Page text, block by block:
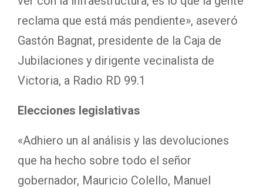
reclama que está más pendiente», aseveró
Gastón Bagnat, presidente de la Caja de
Jubilaciones y dirigente vecinalista de
Victoria, a Radio RD 99.1
Elecciones legislativas
«Adhiero un al análisis y las devoluciones
que ha hecho sobre todo el señor
gobernador, Mauricio Colello, Manuel